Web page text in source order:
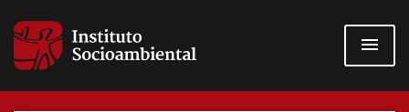
para
conteúdo